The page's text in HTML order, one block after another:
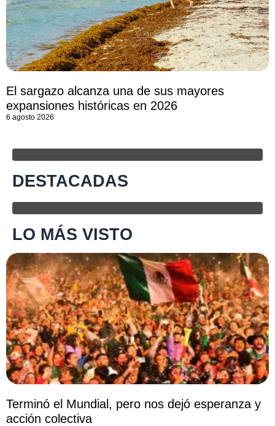
El sargazo alcanza una de sus mayores
expansiones históricas en 2026
6 agosto 2026
DESTACADAS
LO MÁS VISTO
Terminó el Mundial, pero nos dejó esperanza y
acción colectiva